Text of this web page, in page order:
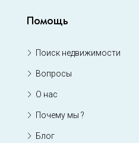
Помощь
Поиск недвижимости
Вопросы
О нас
Почему мы ?
Блог